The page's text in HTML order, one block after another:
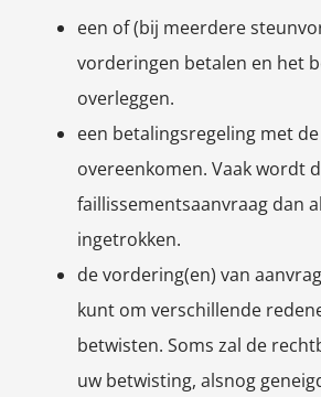
een of (bij meerdere
vorderingen betalen en het
overleggen.
een betalingsregeling met
overeenkomen. Vaak wordt
faillissementsaanvraag dan
ingetrokken.
de vordering(en) van
kunt om verschillende
betwisten. Soms zal de
uw betwisting, alsnog